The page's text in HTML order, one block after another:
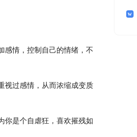
感情，控制自己的情绪，不
视过感情，从而浓缩成变质
你是个自虐狂，喜欢摧残如